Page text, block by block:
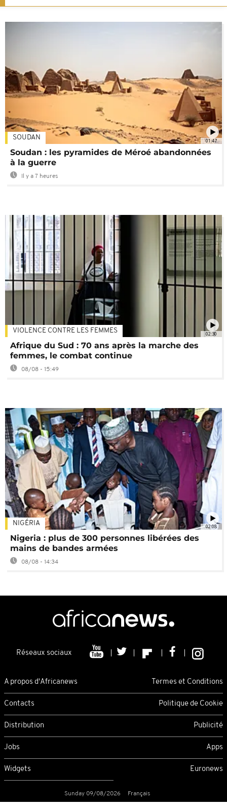
01:47
SOUDAN
Soudan : les pyramides de Méroé abandonnées
à la guerre
Il y a 7 heures
02:30
VIOLENCE CONTRE LES FEMMES
Afrique du Sud : 70 ans après la marche des
femmes, le combat continue
08/08 - 15:49
02:08
NIGÉRIA
Nigeria : plus de 300 personnes libérées des
mains de bandes armées
08/08 - 14:34
Réseaux sociaux
A propos d'Africanews Termes et Conditions
Contacts Politique de Cookie
Distribution Publicité
Jobs Apps
Widgets Euronews
Sunday 09/08/2026